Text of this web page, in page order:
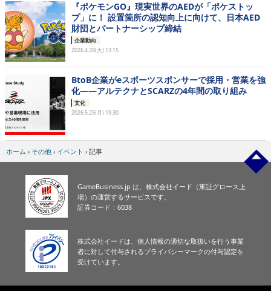
『ポケモンGO』現実世界のAEDが「ポケストッ
プ」に！ 設置箇所の認知向上に向けて、日本AED
財団とパートナーシップ締結
企業動向
2026.4.28(火) 13:15
BtoB企業がeスポーツスポンサーで採用・営業を強
化——アルテクナとSCARZの4年間の取り組み
文化
2026.5.25(月) 19:30
ホーム › その他 › イベント › 記事
GameBusiness.jp は、株式会社イード（東証グロース上
場）の運営するサービスです。
証券コード：6038
株式会社イードは、個人情報の適切な取扱いを行う事業
者に対して付与されるプライバシーマークの付与認定を
受けています。